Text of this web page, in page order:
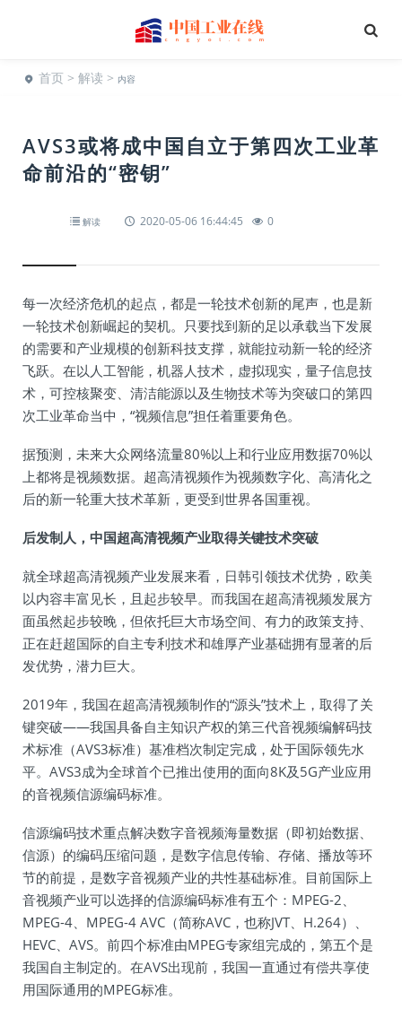
首页 > 解读 > 内容
AVS3或将成中国自立于第四次工业革
命前沿的“密钥”
解读 2020-05-06 16:44:45 0
每一次经济危机的起点，都是一轮技术创新的尾声，也是新
一轮技术创新崛起的契机。只要找到新的足以承载当下发展
的需要和产业规模的创新科技支撑，就能拉动新一轮的经济
飞跃。在以人工智能，机器人技术，虚拟现实，量子信息技
术，可控核聚变、清洁能源以及生物技术等为突破口的第四
次工业革命当中，“视频信息”担任着重要角色。
据预测，未来大众网络流量80%以上和行业应用数据70%以
上都将是视频数据。超高清视频作为视频数字化、高清化之
后的新一轮重大技术革新，更受到世界各国重视。
后发制人，中国超高清视频产业取得关键技术突破
就全球超高清视频产业发展来看，日韩引领技术优势，欧美
以内容丰富见长，且起步较早。而我国在超高清视频发展方
面虽然起步较晚，但依托巨大市场空间、有力的政策支持、
正在赶超国际的自主专利技术和雄厚产业基础拥有显著的后
发优势，潜力巨大。
2019年，我国在超高清视频制作的“源头”技术上，取得了关
键突破——我国具备自主知识产权的第三代音视频编解码技
术标准（AVS3标准）基准档次制定完成，处于国际领先水
平。AVS3成为全球首个已推出使用的面向8K及5G产业应用
的音视频信源编码标准。
信源编码技术重点解决数字音视频海量数据（即初始数据、
信源）的编码压缩问题，是数字信息传输、存储、播放等环
节的前提，是数字音视频产业的共性基础标准。目前国际上
音视频产业可以选择的信源编码标准有五个：MPEG-2、
MPEG-4、MPEG-4 AVC（简称AVC，也称JVT、H.264）、
HEVC、AVS。前四个标准由MPEG专家组完成的，第五个是
我国自主制定的。在AVS出现前，我国一直通过有偿共享使
用国际通用的MPEG标准。